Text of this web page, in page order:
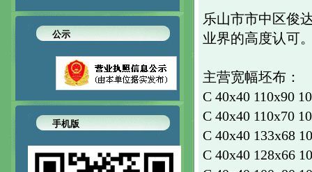
公示
手机版
乐山市市中区俊
业界的高度认可
主营宽幅坯布 ：
C 40x40 110x90
C 40x40 110x70
C 40x40 133x68
C 40x40 128x66